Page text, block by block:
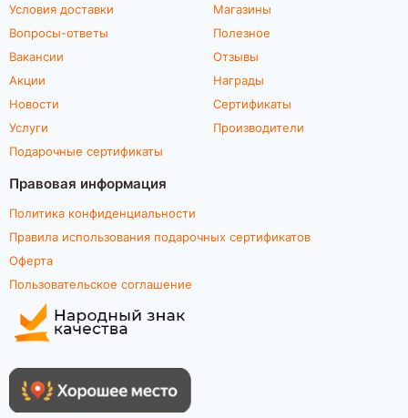
Условия доставки
Вопросы-ответы
Вакансии
Акции
Новости
Услуги
Подарочные сертификаты
Магазины
Полезное
Отзывы
Награды
Сертификаты
Производители
Правовая информация
Политика конфиденциальности
Правила использования подарочных сертификатов
Оферта
Пользовательское соглашение